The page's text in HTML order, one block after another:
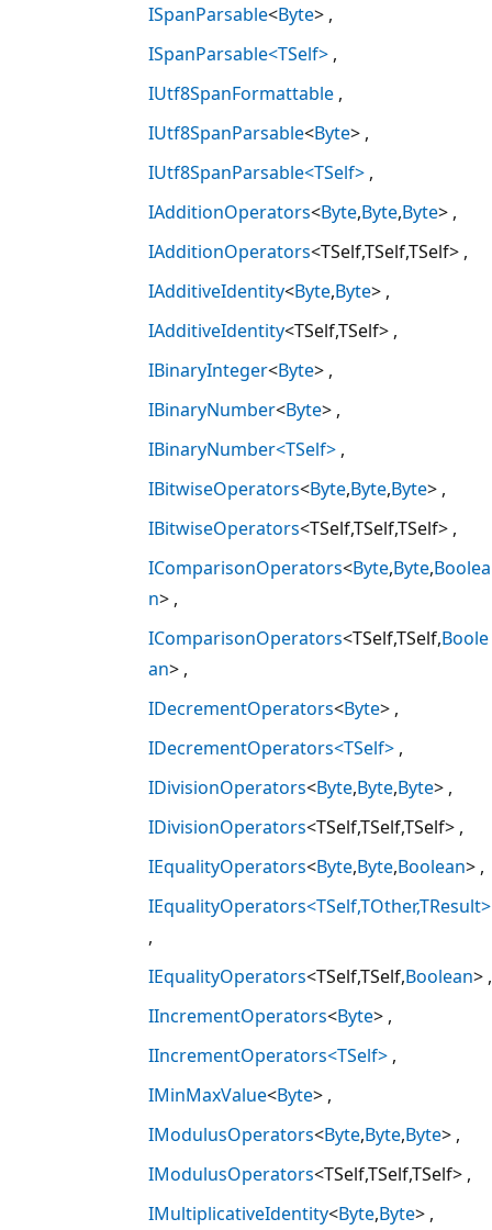
ISpanParsable<Byte>
ISpanParsable<TSelf>
IUtf8SpanFormattable
IUtf8SpanParsable<Byte>
IUtf8SpanParsable<TSelf>
IAdditionOperators<Byte,Byte,Byte>
IAdditionOperators<TSelf,TSelf,TSelf>
IAdditiveIdentity<Byte,Byte>
IAdditiveIdentity<TSelf,TSelf>
IBinaryInteger<Byte>
IBinaryNumber<Byte>
IBinaryNumber<TSelf>
IBitwiseOperators<Byte,Byte,Byte>
IBitwiseOperators<TSelf,TSelf,TSelf>
IComparisonOperators<Byte,Byte,Boolea
n>
IComparisonOperators<TSelf,TSelf,Boole
an>
IDecrementOperators<Byte>
IDecrementOperators<TSelf>
IDivisionOperators<Byte,Byte,Byte>
IDivisionOperators<TSelf,TSelf,TSelf>
IEqualityOperators<Byte,Byte,Boolean>
IEqualityOperators<TSelf,TOther,TResult>
IEqualityOperators<TSelf,TSelf,Boolean>
IIncrementOperators<Byte>
IIncrementOperators<TSelf>
IMinMaxValue<Byte>
IModulusOperators<Byte,Byte,Byte>
IModulusOperators<TSelf,TSelf,TSelf>
IMultiplicativeIdentity<Byte,Byte>